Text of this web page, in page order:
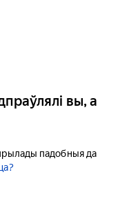
вы, а
падобныя да